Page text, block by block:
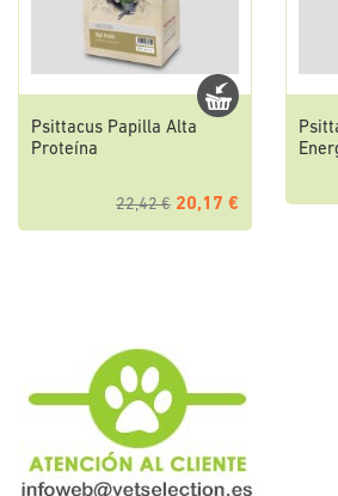
Psittacus Papilla Alta
Proteína
22,42 € 20,17 €